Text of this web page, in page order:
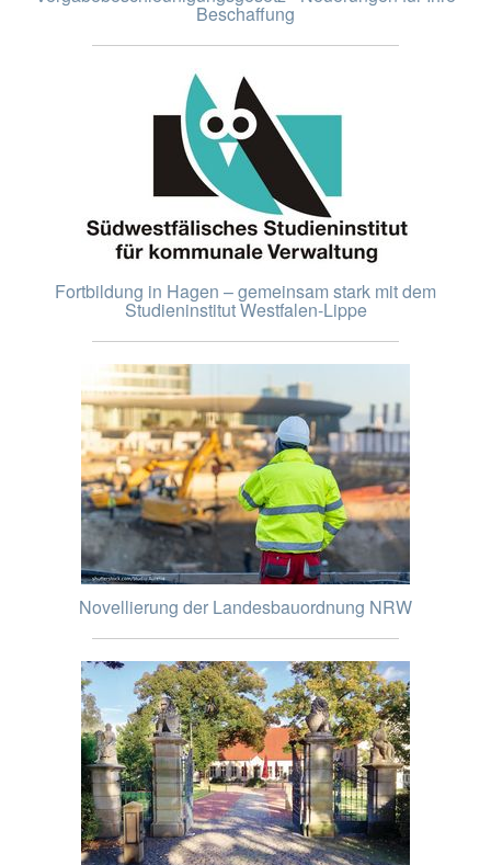
Beschaffung
Fortbildung in Hagen – gemeinsam stark mit dem
Studieninstitut Westfalen-Lippe
Novellierung der Landesbauordnung NRW